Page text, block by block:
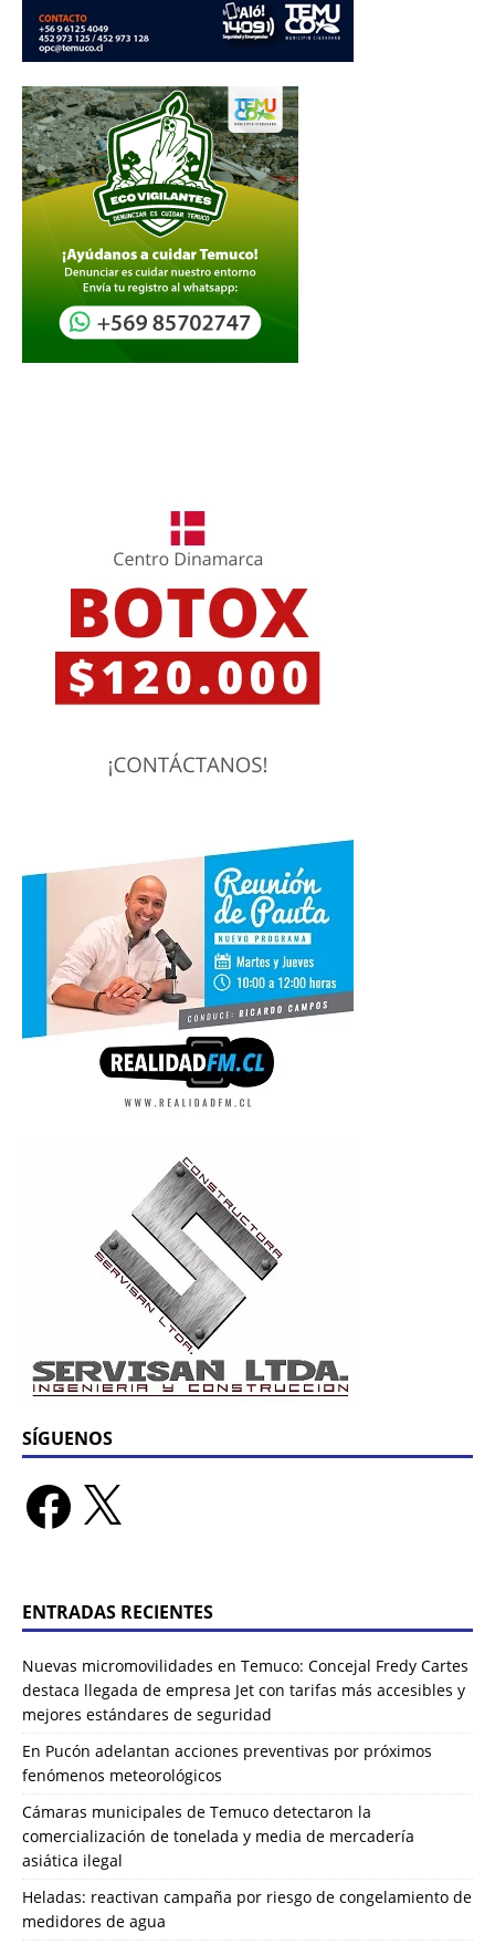
SÍGUENOS
ENTRADAS RECIENTES
Nuevas micromovilidades en Temuco: Concejal Fredy Cartes
destaca llegada de empresa Jet con tarifas más accesibles y
mejores estándares de seguridad
En Pucón adelantan acciones preventivas por próximos
fenómenos meteorológicos
Cámaras municipales de Temuco detectaron la
comercialización de tonelada y media de mercadería
asiática ilegal
Heladas: reactivan campaña por riesgo de congelamiento de
medidores de agua